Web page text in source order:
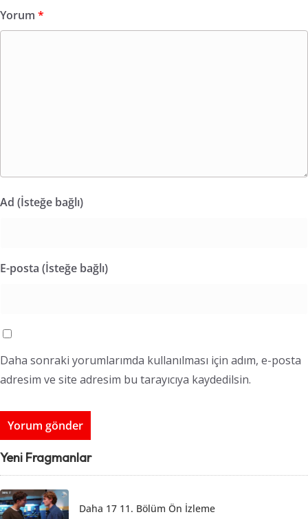
Yorum *
Ad (İsteğe bağlı)
E-posta (İsteğe bağlı)
Daha sonraki yorumlarımda kullanılması için adım, e-posta
adresim ve site adresim bu tarayıcıya kaydedilsin.
Yeni Fragmanlar
Daha 17 11. Bölüm Ön İzleme